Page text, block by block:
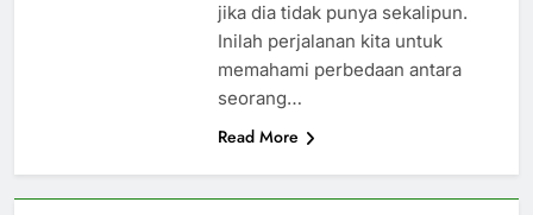
jika dia tidak punya sekalipun.
Inilah perjalanan kita untuk
memahami perbedaan antara
seorang…
Read More